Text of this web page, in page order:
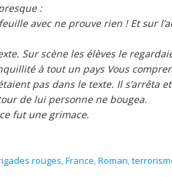
:
avec ne prouve rien ! Et sur
Sur scène les élèves le
à tout un pays Vous
pas dans le texte. Il s’arrêta
de lui personne ne bougea.
fut une grimace.
rouges,France,Roman,